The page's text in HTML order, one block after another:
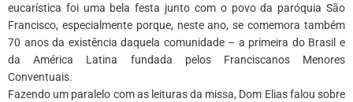
eucarística foi uma bela festa junto com o povo da paróquia São
Francisco, especialmente porque, neste ano, se comemora também
70 anos da existência daquela comunidade – a primeira do Brasil e
da América Latina fundada pelos Franciscanos Menores
Conventuais.
Fazendo um paralelo com as leituras da missa, Dom Elias falou sobre